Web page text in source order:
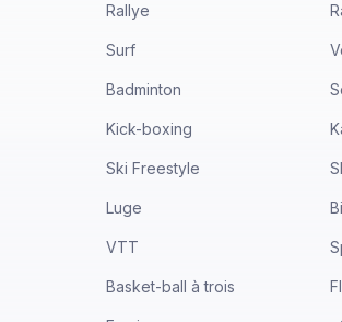
Rallye
Surf
Badminton
Kick-boxing
Ski Freestyle
Luge
VTT
Basket-ball à trois